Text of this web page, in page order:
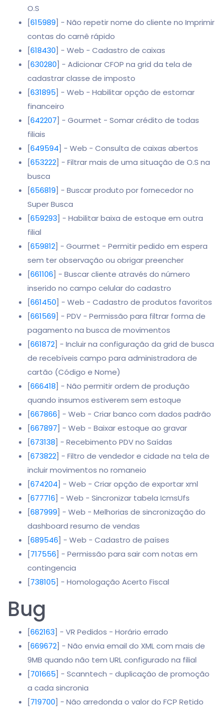
O.S
[615989] - Não repetir nome do cliente no Imprimir
contas do carnê rápido
[618430] - Web - Cadastro de caixas
[630280] - Adicionar CFOP na grid da tela de
cadastrar classe de imposto
[631895] - Web - Habilitar opção de estornar
financeiro
[642207] - Gourmet - Somar crédito de todas
filiais
[649594] - Web - Consulta de caixas abertos
[653222] - Filtrar mais de uma situação de O.S na
busca
[656819] - Buscar produto por fornecedor no
Super Busca
[659293] - Habilitar baixa de estoque em outra
filial
[659812] - Gourmet - Permitir pedido em espera
sem ter observação ou obrigar preencher
[661106] - Buscar cliente através do número
inserido no campo celular do cadastro
[661450] - Web - Cadastro de produtos favoritos
[661569] - PDV - Permissão para filtrar forma de
pagamento na busca de movimentos
[661872] - Incluir na configuração da grid de busca
de recebíveis campo para administradora de
cartão (Código e Nome)
[666418] - Não permitir ordem de produção
quando insumos estiverem sem estoque
[667866] - Web - Criar banco com dados padrão
[667897] - Web - Baixar estoque ao gravar
[673138] - Recebimento PDV no Saídas
[673822] - Filtro de vendedor e cidade na tela de
incluir movimentos no romaneio
[674204] - Web - Criar opção de exportar xml
[677716] - Web - Sincronizar tabela IcmsUfs
[687999] - Web - Melhorias de sincronização do
dashboard resumo de vendas
[689546] - Web - Cadastro de países
[717556] - Permissão para sair com notas em
contingencia
[738105] - Homologação Acerto Fiscal
Bug
[662163] - VR Pedidos - Horário errado
[669672] - Não envia email do XML com mais de
9MB quando não tem URL configurado na filial
[701665] - Scanntech - duplicação de promoção
a cada sincronia
[719700] - Não arredonda o valor do FCP Retido